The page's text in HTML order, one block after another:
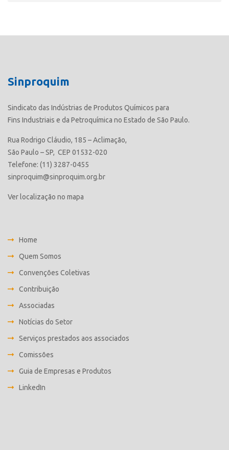
Sinproquim
Sindicato das Indústrias de Produtos Químicos para
Fins Industriais e da Petroquímica no Estado de São Paulo.
Rua Rodrigo Cláudio, 185 – Aclimação,
São Paulo – SP, CEP 01532-020
Telefone: (11) 3287-0455
sinproquim@sinproquim.org.br
Ver localização no mapa
Home
Quem Somos
Convenções Coletivas
Contribuição
Associadas
Notícias do Setor
Serviços prestados aos associados
Comissões
Guia de Empresas e Produtos
LinkedIn